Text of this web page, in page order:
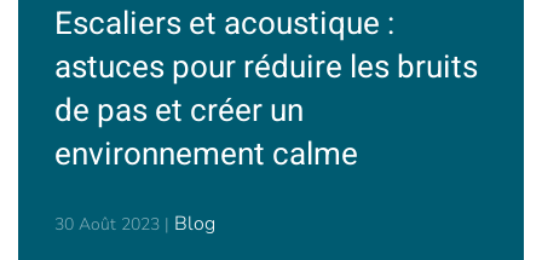
Escaliers et acoustique :
astuces pour réduire les bruits
de pas et créer un
environnement calme
30 Août 2023 | Blog